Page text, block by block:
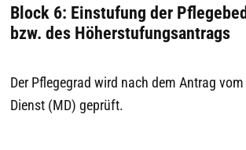
Block 6: Einstufung der
bzw. des Höherstufungsantrags
Der Pflegegrad wird nach dem Antrag
Dienst (MD) geprüft.